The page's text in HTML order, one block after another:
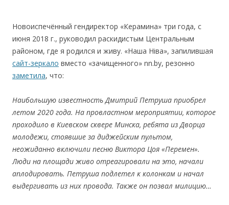
Новоиспечённый гендиректор «Керамина» три года, с
июня 2018 г., руководил раскидистым Центральным
районом, где я родился и живу. «Наша Ніва», запилившая
сайт-зеркало вместо «зачищенного» nn.by, резонно
заметила, что:
Наибольшую известность Дмитрий Петруша приобрел
летом 2020 года. На провластном мероприятии, которое
проходило в Киевском сквере Минска, ребята из Дворца
молодежи, стоявшие за диджейским пультом,
неожиданно включили песню Виктора Цоя «Перемен».
Люди на площади живо отреагировали на это, начали
аплодировать. Петруша подлетел к колонкам и начал
выдергивать из них провода. Также он позвал милицию…